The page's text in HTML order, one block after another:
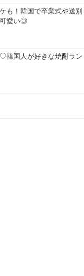
も！韓国で卒業式や送別
可愛い◎
韓国人が好きな焼酎ラン